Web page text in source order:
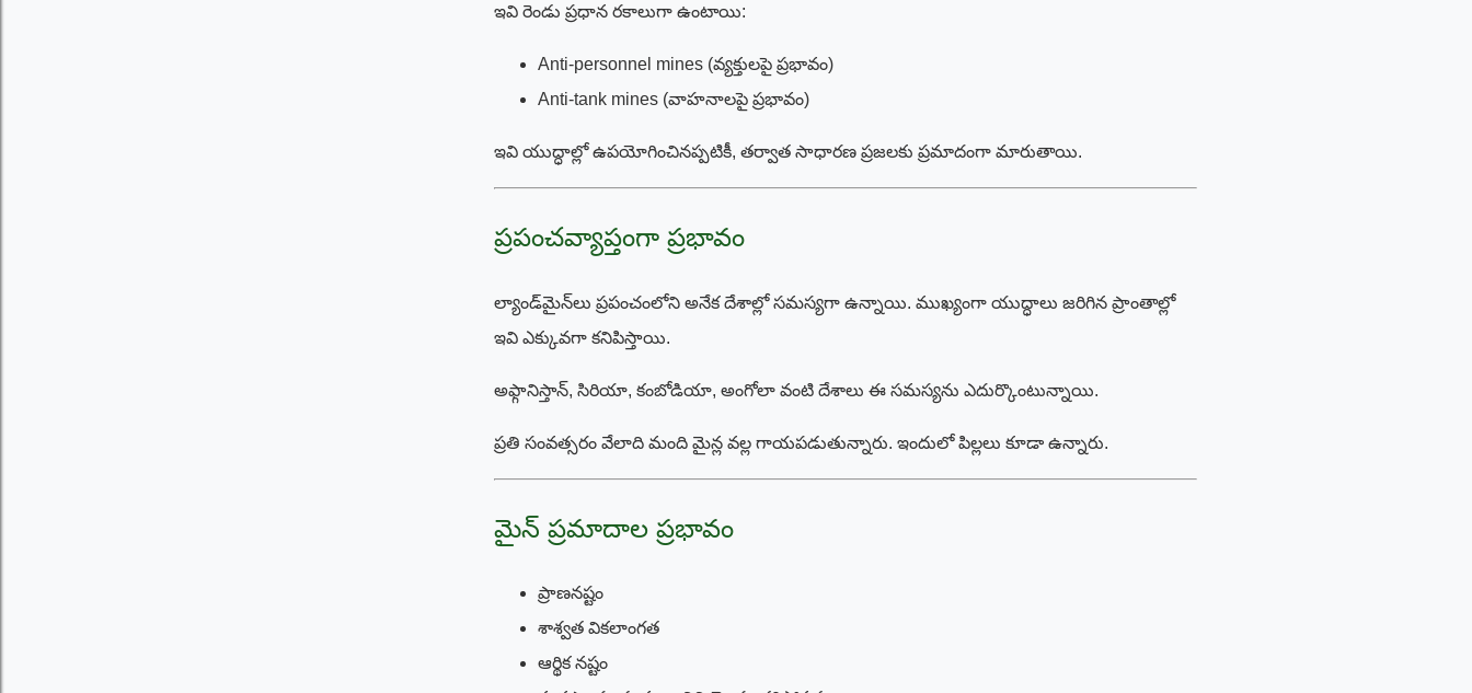
ఇవి రెండు ప్రధాన రకాలుగా ఉంటాయి:
Anti-personnel mines (వ్యక్తులపై ప్రభావం)
Anti-tank mines (వాహనాలపై ప్రభావం)
ఇవి యుద్ధాల్లో ఉపయోగించినప్పటికీ, తర్వాత సాధారణ ప్రజలకు ప్రమాదంగా మారుతాయి.
ప్రపంచవ్యాప్తంగా ప్రభావం
ల్యాండ్‌మైన్‌లు ప్రపంచంలోని అనేక దేశాల్లో సమస్యగా ఉన్నాయి. ముఖ్యంగా యుద్ధాలు జరిగిన ప్రాంతాల్లో
ఇవి ఎక్కువగా కనిపిస్తాయి.
అఫ్గానిస్తాన్, సిరియా, కంబోడియా, అంగోలా వంటి దేశాలు ఈ సమస్యను ఎదుర్కొంటున్నాయి.
ప్రతి సంవత్సరం వేలాది మంది మైన్ల వల్ల గాయపడుతున్నారు. ఇందులో పిల్లలు కూడా ఉన్నారు.
మైన్ ప్రమాదాల ప్రభావం
ప్రాణనష్టం
శాశ్వత వికలాంగత
ఆర్థిక నష్టం